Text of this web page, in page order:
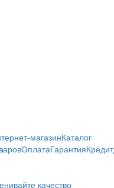
магазинКаталог
ОплатаГарантияКредит